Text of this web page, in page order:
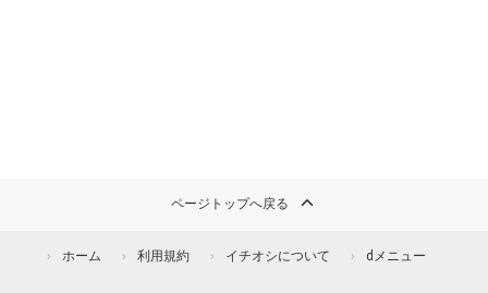
ページトップへ戻る
ホーム 利用規約 イチオシについて dメニュー